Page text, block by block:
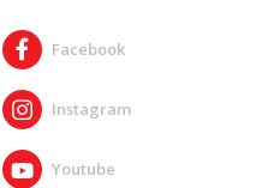
Facebook
Instagram
Youtube